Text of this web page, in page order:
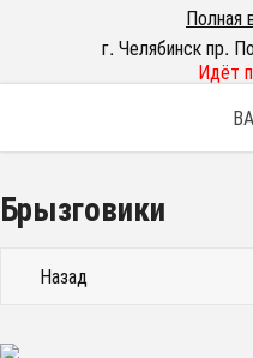
Полная
г. Челябинск пр.
Идёт
Брызговики
Назад